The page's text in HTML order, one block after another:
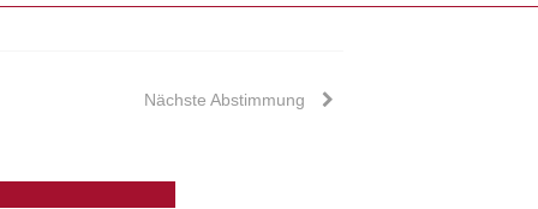
Nächste Abstimmung